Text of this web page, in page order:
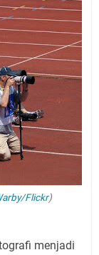
Flickr)
menjadi